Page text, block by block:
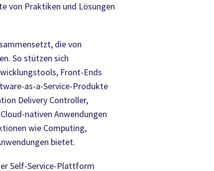
von Praktiken und Lösungen
die von
So stützen sich
Front-Ends
as-a-Service-Produkte
Delivery Controller,
nativen Anwendungen
wie Computing,
bietet.
Self-Service-Plattform